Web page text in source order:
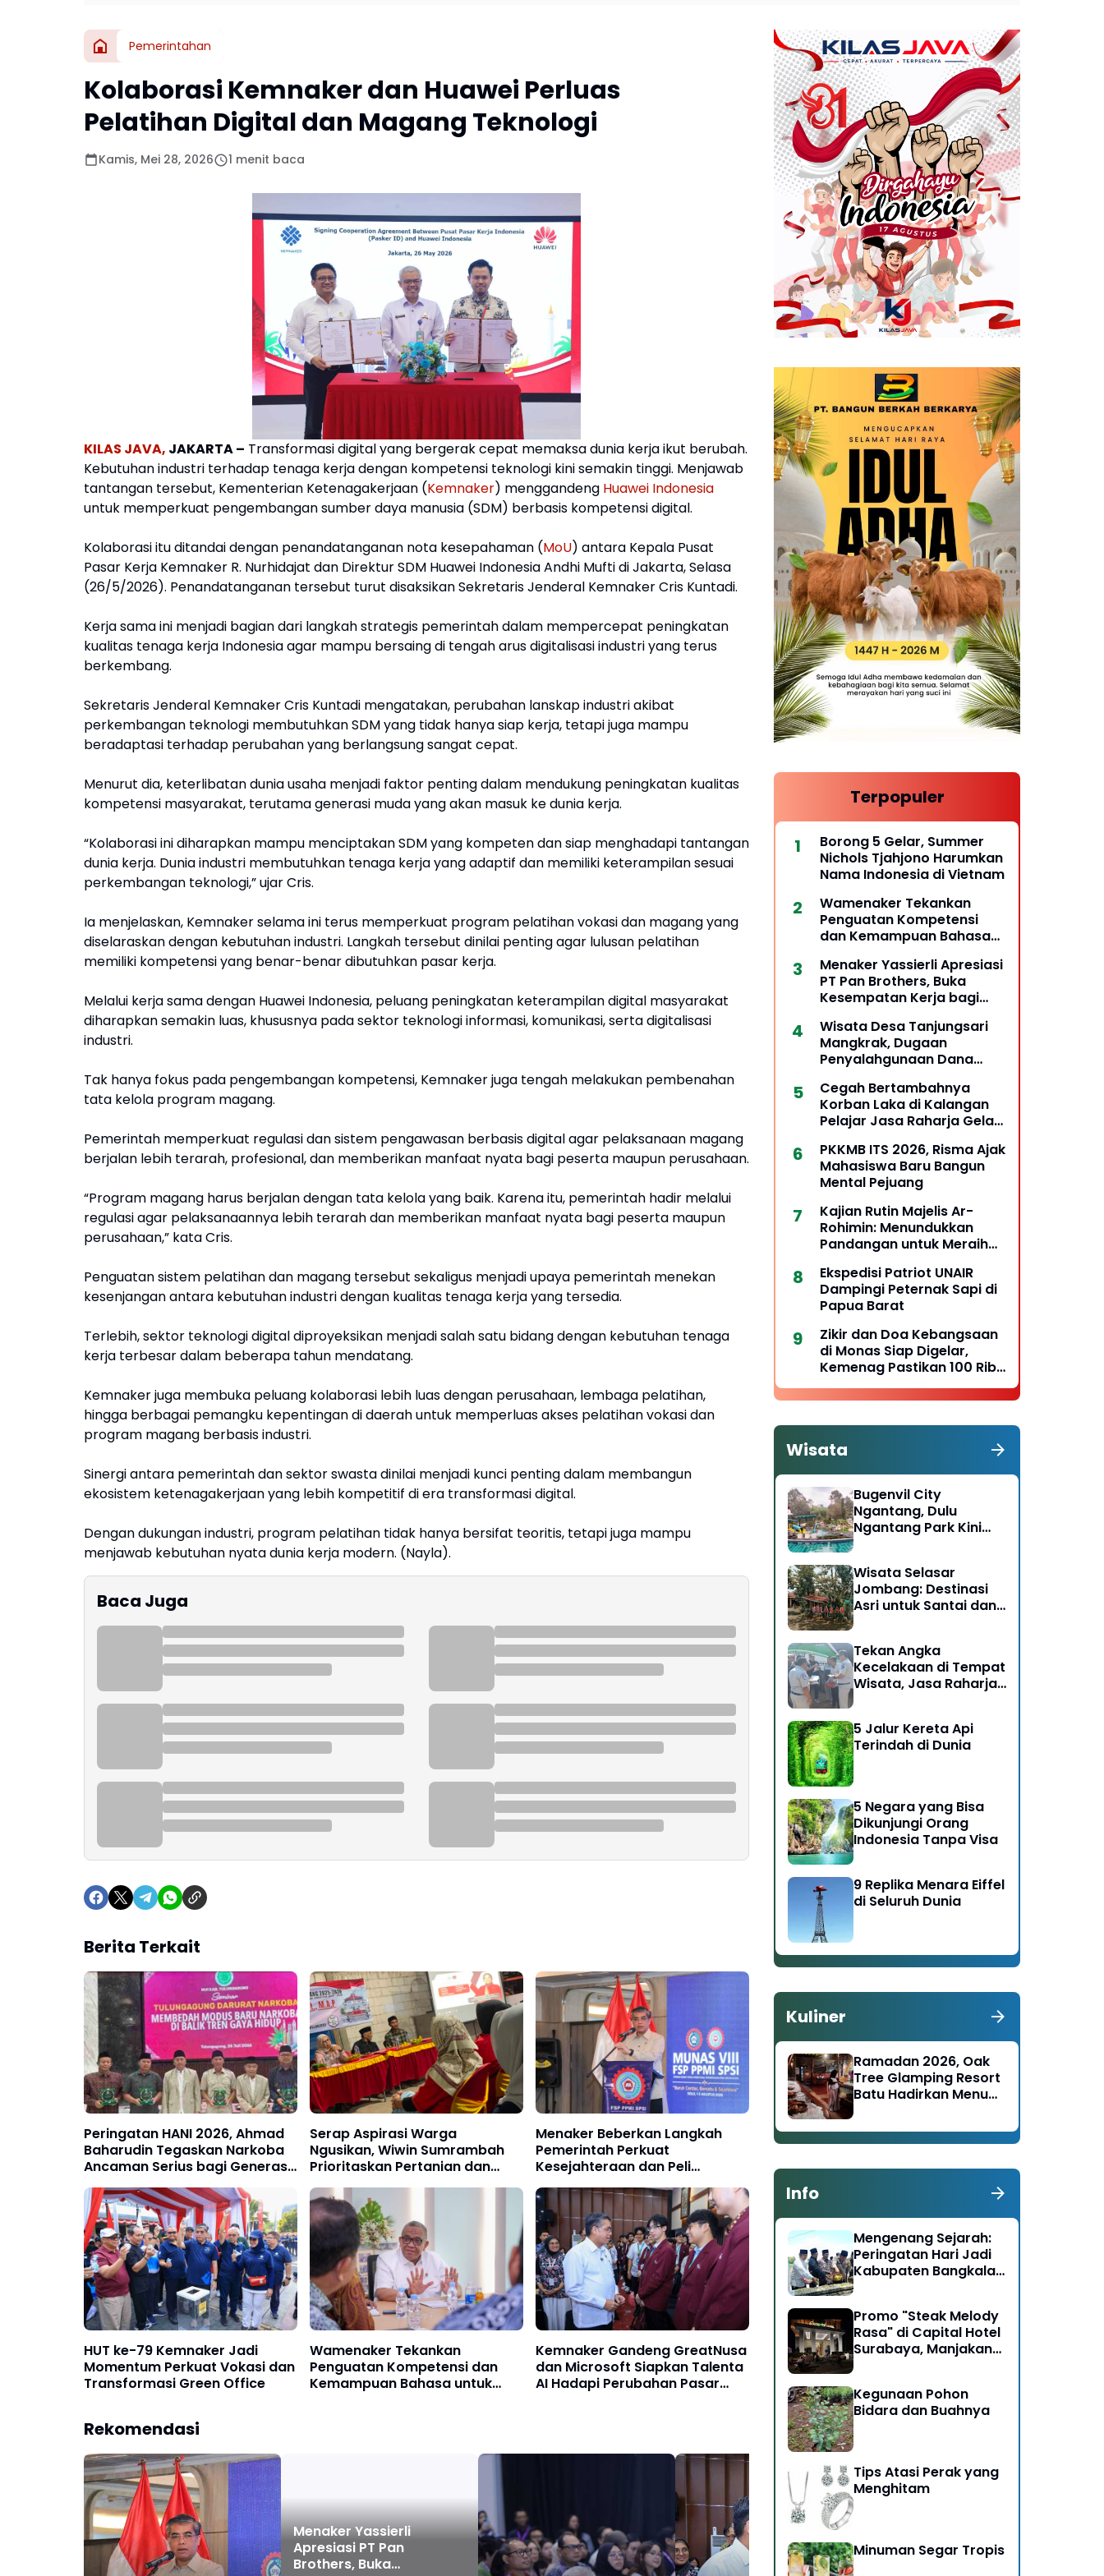
Pemerintahan
Kolaborasi Kemnaker dan Huawei Perluas
Pelatihan Digital dan Magang Teknologi
Kamis, Mei 28, 2026 1 menit baca
KILAS JAVA, JAKARTA – Transformasi digital yang bergerak cepat memaksa dunia kerja ikut berubah.
Kebutuhan industri terhadap tenaga kerja dengan kompetensi teknologi kini semakin tinggi. Menjawab
tantangan tersebut, Kementerian Ketenagakerjaan (Kemnaker) menggandeng Huawei Indonesia
untuk memperkuat pengembangan sumber daya manusia (SDM) berbasis kompetensi digital.
Kolaborasi itu ditandai dengan penandatanganan nota kesepahaman (MoU) antara Kepala Pusat
Pasar Kerja Kemnaker R. Nurhidajat dan Direktur SDM Huawei Indonesia Andhi Mufti di Jakarta, Selasa
(26/5/2026). Penandatanganan tersebut turut disaksikan Sekretaris Jenderal Kemnaker Cris Kuntadi.
Kerja sama ini menjadi bagian dari langkah strategis pemerintah dalam mempercepat peningkatan
kualitas tenaga kerja Indonesia agar mampu bersaing di tengah arus digitalisasi industri yang terus
berkembang.
Sekretaris Jenderal Kemnaker Cris Kuntadi mengatakan, perubahan lanskap industri akibat
perkembangan teknologi membutuhkan SDM yang tidak hanya siap kerja, tetapi juga mampu
beradaptasi terhadap perubahan yang berlangsung sangat cepat.
Menurut dia, keterlibatan dunia usaha menjadi faktor penting dalam mendukung peningkatan kualitas
kompetensi masyarakat, terutama generasi muda yang akan masuk ke dunia kerja.
“Kolaborasi ini diharapkan mampu menciptakan SDM yang kompeten dan siap menghadapi tantangan
dunia kerja. Dunia industri membutuhkan tenaga kerja yang adaptif dan memiliki keterampilan sesuai
perkembangan teknologi,” ujar Cris.
Ia menjelaskan, Kemnaker selama ini terus memperkuat program pelatihan vokasi dan magang yang
diselaraskan dengan kebutuhan industri. Langkah tersebut dinilai penting agar lulusan pelatihan
memiliki kompetensi yang benar-benar dibutuhkan pasar kerja.
Melalui kerja sama dengan Huawei Indonesia, peluang peningkatan keterampilan digital masyarakat
diharapkan semakin luas, khususnya pada sektor teknologi informasi, komunikasi, serta digitalisasi
industri.
Tak hanya fokus pada pengembangan kompetensi, Kemnaker juga tengah melakukan pembenahan
tata kelola program magang.
Pemerintah memperkuat regulasi dan sistem pengawasan berbasis digital agar pelaksanaan magang
berjalan lebih terarah, profesional, dan memberikan manfaat nyata bagi peserta maupun perusahaan.
“Program magang harus berjalan dengan tata kelola yang baik. Karena itu, pemerintah hadir melalui
regulasi agar pelaksanaannya lebih terarah dan memberikan manfaat nyata bagi peserta maupun
perusahaan,” kata Cris.
Penguatan sistem pelatihan dan magang tersebut sekaligus menjadi upaya pemerintah menekan
kesenjangan antara kebutuhan industri dengan kualitas tenaga kerja yang tersedia.
Terlebih, sektor teknologi digital diproyeksikan menjadi salah satu bidang dengan kebutuhan tenaga
kerja terbesar dalam beberapa tahun mendatang.
Kemnaker juga membuka peluang kolaborasi lebih luas dengan perusahaan, lembaga pelatihan,
hingga berbagai pemangku kepentingan di daerah untuk memperluas akses pelatihan vokasi dan
program magang berbasis industri.
Sinergi antara pemerintah dan sektor swasta dinilai menjadi kunci penting dalam membangun
ekosistem ketenagakerjaan yang lebih kompetitif di era transformasi digital.
Dengan dukungan industri, program pelatihan tidak hanya bersifat teoritis, tetapi juga mampu
menjawab kebutuhan nyata dunia kerja modern. (Nayla).
Baca Juga
Berita Terkait
Peringatan HANI 2026, Ahmad
Baharudin Tegaskan Narkoba
Ancaman Serius bagi Generasi
Muda
Serap Aspirasi Warga
Ngusikan, Wiwin Sumrambah
Prioritaskan Pertanian dan
UMKM
Menaker Beberkan Langkah
Pemerintah Perkuat
Kesejahteraan dan Peli
ndungan Pekerja
HUT ke-79 Kemnaker Jadi
Momentum Perkuat Vokasi dan
Transformasi Green Office
Wamenaker Tekankan
Penguatan Kompetensi dan
Kemampuan Bahasa untuk
Kemnaker Gandeng GreatNusa
dan Microsoft Siapkan Talenta
AI Hadapi Perubahan Pasar
Rekomendasi
Menaker Yassierli
Apresiasi PT Pan
Brothers, Buka
Jadi Kunci Penyelesaian
Isu Ketenagakerjaan
Terpopuler
Borong 5 Gelar, Summer
Nichols Tjahjono Harumkan
Nama Indonesia di Vietnam
Wamenaker Tekankan
Penguatan Kompetensi
dan Kemampuan Bahasa
Kerja
Menaker Yassierli Apresiasi
PT Pan Brothers, Buka
Kesempatan Kerja bagi
Wisata Desa Tanjungsari
Mangkrak, Dugaan
Penyalahgunaan Dana
Cegah Bertambahnya
Korban Laka di Kalangan
Pelajar Jasa Raharja Gelar
PKKMB ITS 2026, Risma Ajak
Mahasiswa Baru Bangun
Mental Pejuang
Kajian Rutin Majelis Ar-
Rohimin: Menundukkan
Pandangan untuk Meraih
Ekspedisi Patriot UNAIR
Dampingi Peternak Sapi di
Papua Barat
Zikir dan Doa Kebangsaan
di Monas Siap Digelar,
Kemenag Pastikan 100 Ribu
Peserta Terlayani
Wisata
Bugenvil City
Ngantang, Dulu
Ngantang Park Kini
Wisata Selasar
Jombang: Destinasi
Asri untuk Santai dan
Tekan Angka
Kecelakaan di Tempat
Wisata, Jasa Raharja
Pengobatan Gratis di
Kawasan Gunung
5 Jalur Kereta Api
Terindah di Dunia
5 Negara yang Bisa
Dikunjungi Orang
Indonesia Tanpa Visa
9 Replika Menara Eiffel
di Seluruh Dunia
Kuliner
Ramadan 2026, Oak
Tree Glamping Resort
Batu Hadirkan Menu
Tengah
Info
Mengenang Sejarah:
Peringatan Hari Jadi
Kabupaten Bangkalan
Promo "Steak Melody
Rasa" di Capital Hotel
Surabaya, Manjakan
Kegunaan Pohon
Bidara dan Buahnya
Tips Atasi Perak yang
Menghitam
Minuman Segar Tropis